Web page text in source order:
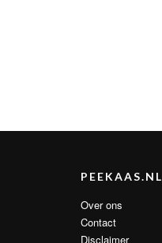
PEEKAAS.NL
Over ons
Contact
Disclaimer